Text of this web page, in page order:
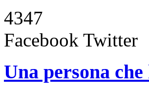
4347
Facebook Twitter
Una persona che